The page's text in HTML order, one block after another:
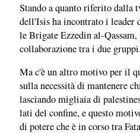
Stando a quanto riferito dalla
dell'Isis ha incontrato i
le Brigate Ezzedin al-
collaborazione tra i due gruppi.
Ma c'è un altro motivo per il
sulla necessità di mantenere
lasciando migliaia di
lati del confine, e questo
di potere che è in corso tra